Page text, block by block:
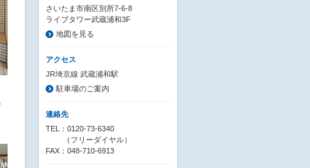
さいたま市南区別所7-6-8
ライブタワー武蔵浦和3F
地図を見る
アクセス
JR埼京線 武蔵浦和駅
駐車場のご案内
連絡先
TEL：0120-73-6340
（フリーダイヤル）
FAX：048-710-6913